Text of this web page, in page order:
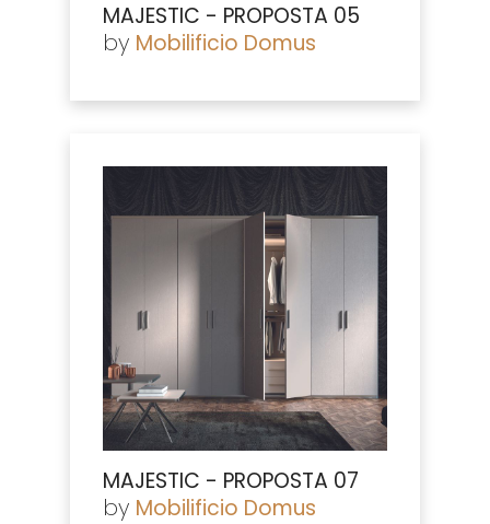
MAJESTIC - PROPOSTA 05
by Mobilificio Domus
MAJESTIC - PROPOSTA 07
by Mobilificio Domus